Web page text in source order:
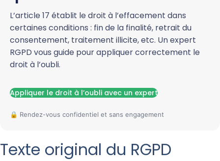
L’article 17 établit le droit à l’effacement dans
certaines conditions : fin de la finalité, retrait du
consentement, traitement illicite, etc. Un expert
RGPD vous guide pour appliquer correctement le
droit à l’oubli.
Appliquer le droit à l’oubli avec un expert
Texte original du RGPD